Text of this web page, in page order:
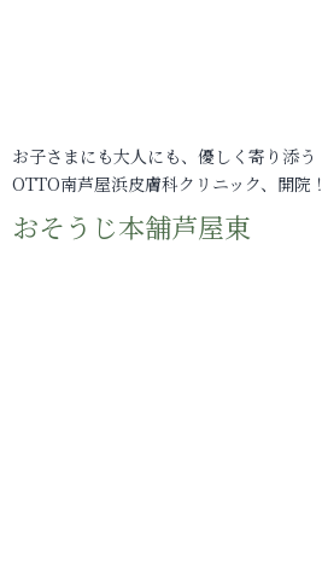
お子さまにも大人にも、優しく寄り添う
OTTO南芦屋浜皮膚科クリニック、開院！
おそうじ本舗芦屋東